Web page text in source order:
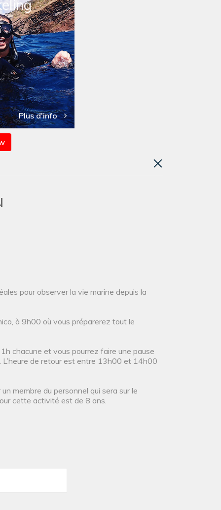
Plus d'info
pour observer la vie marine depuis la
à 9h00 où vous préparerez tout le
chacune et vous pourrez faire une pause
L’heure de retour est entre 13h00 et 14h00
membre du personnel qui sera sur le
cette activité est de 8 ans.